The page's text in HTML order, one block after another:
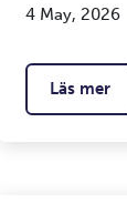
4 May, 2026
Läs mer